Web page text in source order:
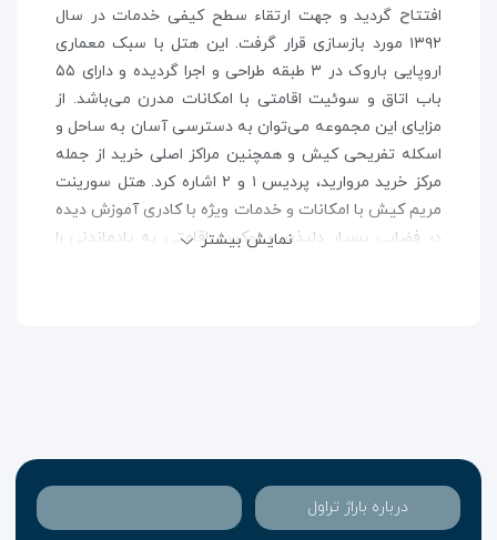
افتتاح گردید و جهت ارتقاء سطح کیفی خدمات در سال
۱۳۹۲ مورد بازسازی قرار گرفت. این هتل با سبک معماری
اروپایی باروک در ۳ طبقه طراحی و اجرا گردیده و دارای ۵۵
باب اتاق و سوئیت اقامتی با امکانات مدرن می‌باشد. از
مزایای این مجموعه می‌توان به دسترسی آسان به ساحل و
اسکله تفریحی کیش و همچنین مراکز اصلی خرید از جمله
مرکز خرید مروارید، پردیس ۱ و ۲ اشاره کرد. هتل سورینت
مریم کیش با امکانات و خدمات ویژه با کادری آموزش دیده
در فضایی بسیار دلپذیر و لوکس، اقامتی به یادماندنی را
نمایش بیشتر
درباره باراژ تراول